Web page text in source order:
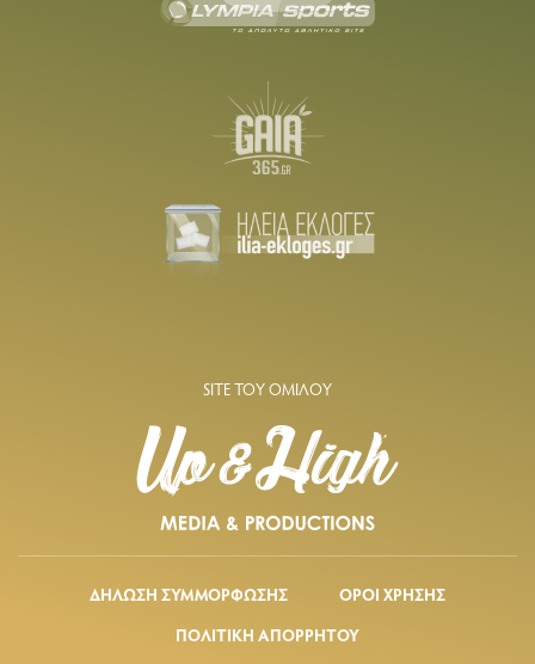
SITE ΤΟΥ ΟΜΙΛΟΥ
ΔΗΛΩΣΗ ΣΥΜΜΟΡΦΩΣΗΣ
ΟΡΟΙ ΧΡΗΣΗΣ
ΠΟΛΙΤΙΚΗ ΑΠΟΡΡΗΤΟΥ